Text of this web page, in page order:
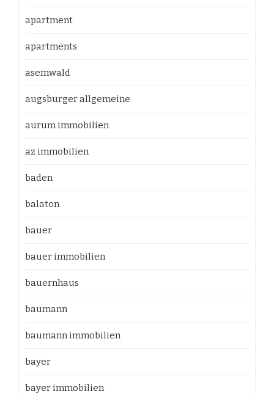
apartment
apartments
asemwald
augsburger allgemeine
aurum immobilien
az immobilien
baden
balaton
bauer
bauer immobilien
bauernhaus
baumann
baumann immobilien
bayer
bayer immobilien